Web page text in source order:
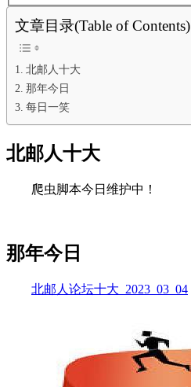
文章目录(Table of Contents)
北邮人十大
那年今日
每日一笑
北邮人十大
爬虫脚本今日维护中！
那年今日
北邮人论坛十大_2023_03_04